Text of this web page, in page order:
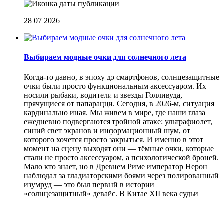
28 07 2026
Выбираем модные очки для солнечного лета
Когда-то давно, в эпоху до смартфонов, солнцезащитные
очки были просто функциональным аксессуаром. Их
носили рыбаки, водители и звезды Голливуда,
прячущиеся от папарацци. Сегодня, в 2026-м, ситуация
кардинально иная. Мы живем в мире, где наши глаза
ежедневно подвергаются тройной атаке: ультрафиолет,
синий свет экранов и информационный шум, от
которого хочется просто закрыться. И именно в этот
момент на сцену выходят они — тёмные очки, которые
стали не просто аксессуаром, а психологической броней.
Мало кто знает, но в Древнем Риме император Нерон
наблюдал за гладиаторскими боями через полированный
изумруд — это был первый в истории
«солнцезащитный» девайс. В Китае XII века судьи